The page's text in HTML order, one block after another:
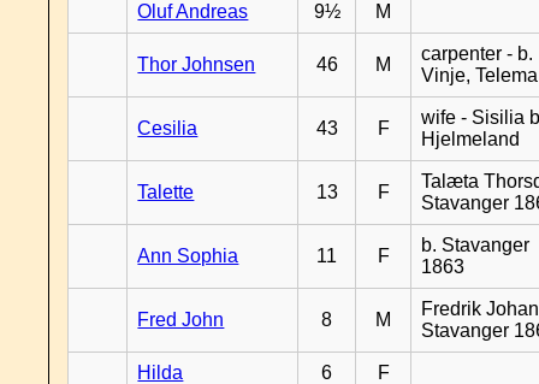
Oluf Andreas 9½ M
Thor Johnsen 46 M
carpenter - b.
Vinje,
Cesilia 43 F
wife - Sisilia
Hjelmeland
Talette 13 F
Talæta
Stavanger
Ann Sophia 11 F
b. Stavanger
1863
Fred John 8 M
Fredrik
Stavanger
Hilda 6 F